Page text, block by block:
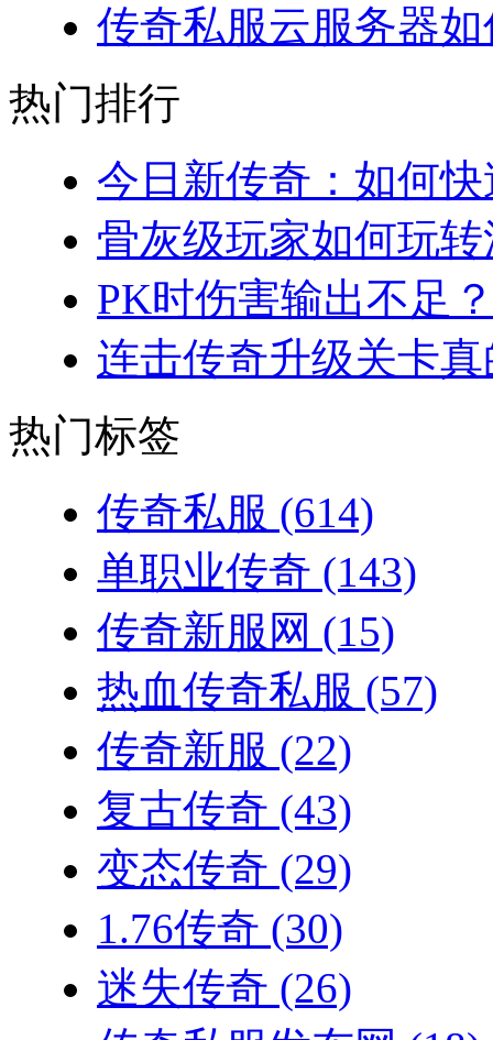
传奇私服云服务器
热门排行
今日新传奇：如何
骨灰级玩家如何玩
PK时伤害输出不足
连击传奇升级关卡
热门标签
传奇私服 (614)
单职业传奇 (143)
传奇新服网 (15)
热血传奇私服 (57)
传奇新服 (22)
复古传奇 (43)
变态传奇 (29)
1.76传奇 (30)
迷失传奇 (26)